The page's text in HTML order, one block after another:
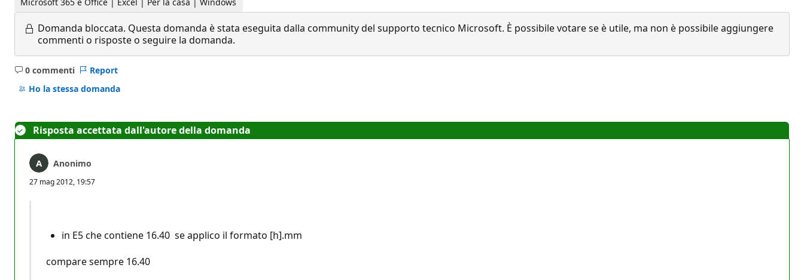
Domanda bloccata. Questa domanda è stata eseguita dalla community del supporto tecnico Microsoft. È possibile votare se è utile, ma non è possibile aggiungere
commenti o risposte o seguire la domanda.
0 commenti
Nessun
commento
Report
Ho la stessa domanda
Risposta accettata dall'autore della domanda
Anonimo
27 mag 2012, 19:57
in E5 che contiene 16.40 se applico il formato [h].mm
compare sempre 16.40